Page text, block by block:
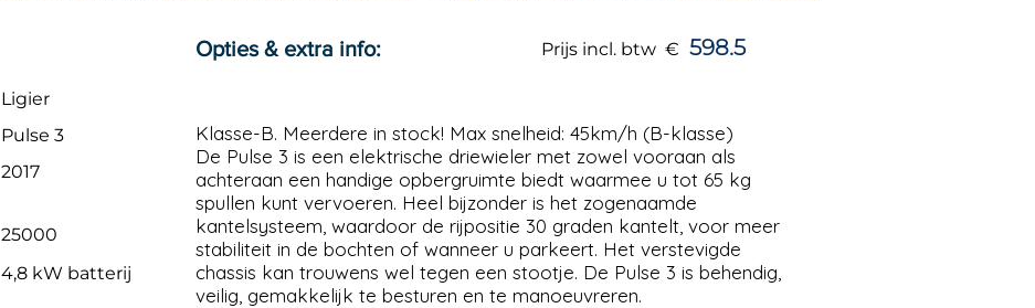
Ligier
Pulse 3
2017
25000
4,8 kW batterij
Prijs incl. btw € 598.5
Opties & extra info:
Klasse-B. Meerdere in stock! Max snelheid: 45km/h (B-klasse)
De Pulse 3 is een elektrische driewieler met zowel vooraan als
achteraan een handige opbergruimte biedt waarmee u tot 65 kg
spullen kunt vervoeren. Heel bijzonder is het zogenaamde
kantelsysteem, waardoor de rijpositie 30 graden kantelt, voor meer
stabiliteit in de bochten of wanneer u parkeert. Het verstevigde
chassis kan trouwens wel tegen een stootje. De Pulse 3 is behendig,
veilig, gemakkelijk te besturen en te manoeuvreren.